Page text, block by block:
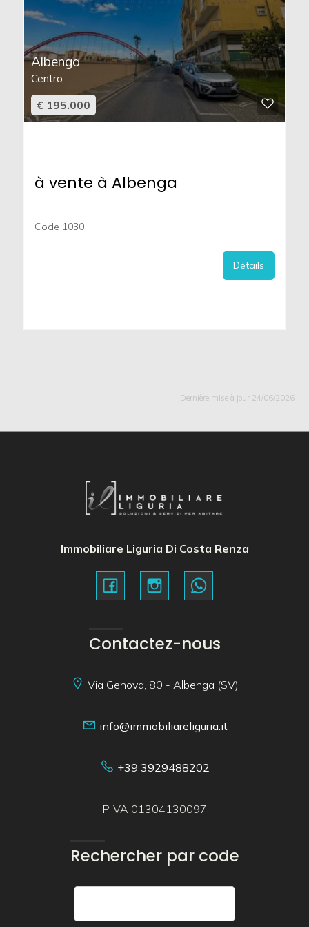
Albenga
Centro
€ 195.000
à vente à Albenga
Code 1030
Détails
Dernière mise à jour 24/06/2026
Immobiliare Liguria Di Costa Renza
Contactez-nous
Via Genova, 80 - Albenga (SV)
info@immobiliareliguria.it
+39 3929488202
P.IVA 01304130097
Rechercher par code